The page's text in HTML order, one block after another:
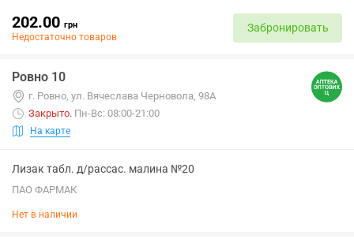
202.00 грн
Недостаточно товаров
Забронировать
Ровно 10
г. Ровно, ул. Вячеслава Черновола, 98А
Закрыто. Пн-Вс: 08:00-21:00
На карте
Лизак табл. д/рассас. малина №20
ПАО ФАРМАК
Нет в наличии